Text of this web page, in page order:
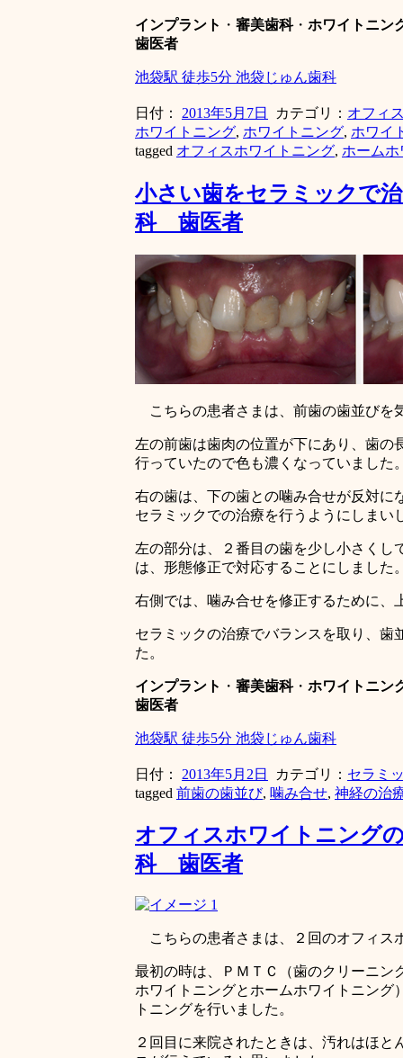
インプラント ・ 審美歯科・ ホワイトニン
歯医者
池袋駅 徒歩5分 池袋じゅん歯科
日付： 2013年5月7日 カテゴリ： オフィ
ホワイトニング, ホワイトニング, ホワイ
tagged オフィスホワイトニング, ホーム
小さい歯をセラミック
科 歯医者
こちらの患者さまは、前歯の歯並びを
左の前歯は歯肉の位置が下にあり、歯
行っていたので色も濃くなっていました
右の歯は、下の歯との噛み合せが反対に
セラミックでの治療を行うようにしまい
左の部分は、２番目の歯を少し小さく
は、形態修正で対応することにしました
右側では、噛み合せを修正するために、
セラミックの治療でバランスを取り、
た。
インプラント ・ 審美歯科・ ホワイトニン
歯医者
池袋駅 徒歩5分 池袋じゅん歯科
日付： 2013年5月2日 カテゴリ： セラミ
tagged 前歯の歯並び, 噛み合せ, 神経の治
オフィスホワイトニン
科 歯医者
こちらの患者さまは、２回のオフィス
最初の時は、ＰＭＴＣ（歯のクリーニン
ホワイトニングとホームホワイトニン
トニングを行いました。
２回目に来院されたときは、汚れはほ